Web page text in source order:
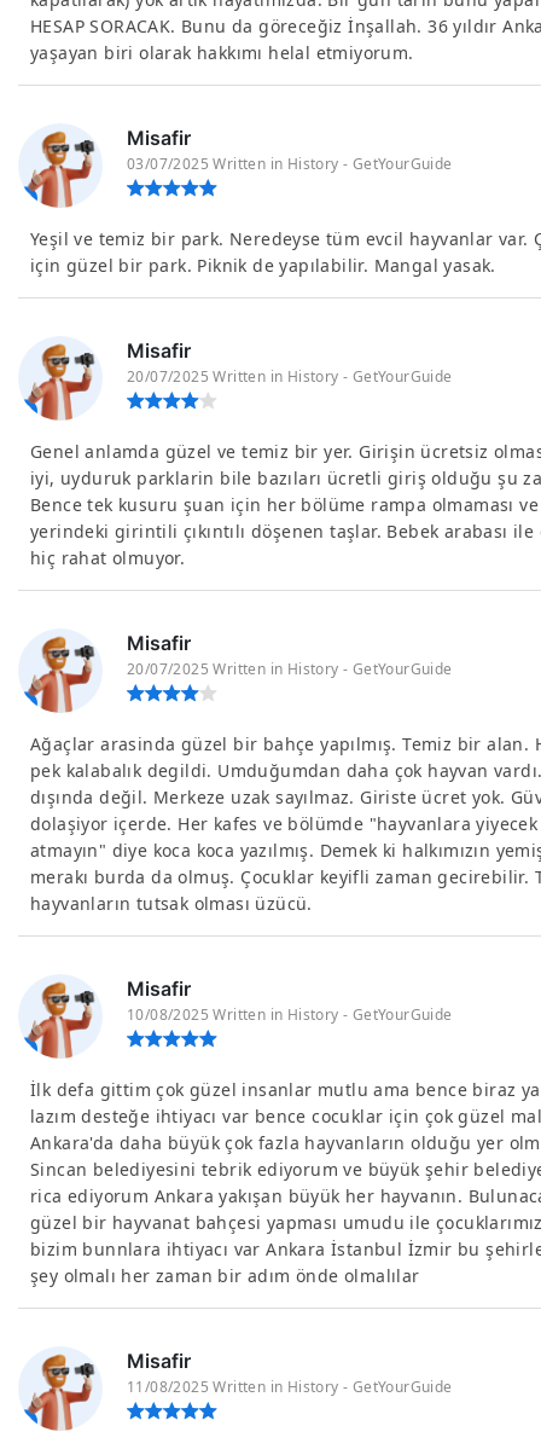
HESAP SORACAK. Bunu da göreceğiz İnşallah. 36 yıldır
yaşayan biri olarak hakkımı helal etmiyorum.
Misafir
03/07/2025 Written in History - GetYourGuide
Yeşil ve temiz bir park. Neredeyse tüm evcil hayvanlar var.
için güzel bir park. Piknik de yapılabilir. Mangal yasak.
Misafir
20/07/2025 Written in History - GetYourGuide
Genel anlamda güzel ve temiz bir yer. Girişin ücretsiz
iyi, uyduruk parklarin bile bazıları ücretli giriş olduğu şu
Bence tek kusuru şuan için her bölüme rampa olmaması
yerindeki girintili çıkıntılı döşenen taşlar. Bebek arabası ile
hiç rahat olmuyor.
Misafir
20/07/2025 Written in History - GetYourGuide
Ağaçlar arasinda güzel bir bahçe yapılmış. Temiz bir alan.
pek kalabalık degildi. Umduğumdan daha çok hayvan
dışında değil. Merkeze uzak sayılmaz. Giriste ücret yok.
dolaşiyor içerde. Her kafes ve bölümde "hayvanlara yiyecek
atmayın" diye koca koca yazılmış. Demek ki halkımızın
merakı burda da olmuş. Çocuklar keyifli zaman gecirebilir.
hayvanların tutsak olması üzücü.
Misafir
10/08/2025 Written in History - GetYourGuide
İlk defa gittim çok güzel insanlar mutlu ama bence biraz
lazım desteğe ihtiyacı var bence cocuklar için çok güzel
Ankara'da daha büyük çok fazla hayvanların olduğu yer
Sincan belediyesini tebrik ediyorum ve büyük şehir
rica ediyorum Ankara yakışan büyük her hayvanın.
güzel bir hayvanat bahçesi yapması umudu ile
bizim bunnlara ihtiyacı var Ankara İstanbul İzmir bu
şey olmalı her zaman bir adım önde olmalılar
Misafir
11/08/2025 Written in History - GetYourGuide